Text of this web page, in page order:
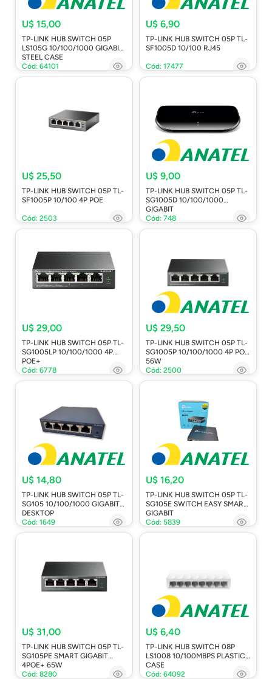
U$ 15,00
TP-LINK HUB SWITCH 05P
LS105G 10/100/1000 GIGABIT
STEEL CASE
Cód: 64101
U$ 6,90
TP-LINK HUB SWITCH 05P TL-
SF1005D 10/100 RJ45
Cód: 17477
U$ 25,50
TP-LINK HUB SWITCH 05P TL-
SF1005P 10/100 4P POE
Cód: 2503
U$ 9,00
TP-LINK HUB SWITCH 05P TL-
SG1005D 10/100/1000
GIGABIT
Cód: 748
U$ 29,00
TP-LINK HUB SWITCH 05P TL-
SG1005LP 10/100/1000 4P
POE+
Cód: 6778
U$ 29,50
TP-LINK HUB SWITCH 05P TL-
SG1005P 10/100/1000 4P POE
56W
Cód: 2500
U$ 14,80
TP-LINK HUB SWITCH 05P TL-
SG105 10/100/1000 GIGABIT
DESKTOP
Cód: 1649
U$ 16,20
TP-LINK HUB SWITCH 05P TL-
SG105E SWITCH EASY SMART
GIGABIT
Cód: 5839
U$ 31,00
TP-LINK HUB SWITCH 05P TL-
SG105PE SMART GIGABIT
4POE+ 65W
Cód: 8280
U$ 6,40
TP-LINK HUB SWITCH 08P
LS1008 10/100MBPS PLASTIC
CASE
Cód: 64092